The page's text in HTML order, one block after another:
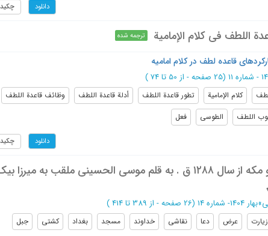
دانلود
اللطف في كلام الإمامية ترجمه شده
قاعده لطف در کلام امامیه
(‎25 صفحه - از 50 تا 74 )
كلام الإمامية تطور قاعدة اللطف أدلة قاعدة اللطف وظائف قاعدة اللطف
اللطف الطوسی فعل
دانلود
ملقب به میرزا بیک
؛
»بهار 1404- شماره 14 (‎26 صفحه - از 389 تا 414 )
زیارت عرض دعا نقاشی خداوند مسجد بغداد کشتی جبل